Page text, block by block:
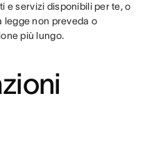
e servizi disponibili per te, o
legge non preveda o
più lungo.